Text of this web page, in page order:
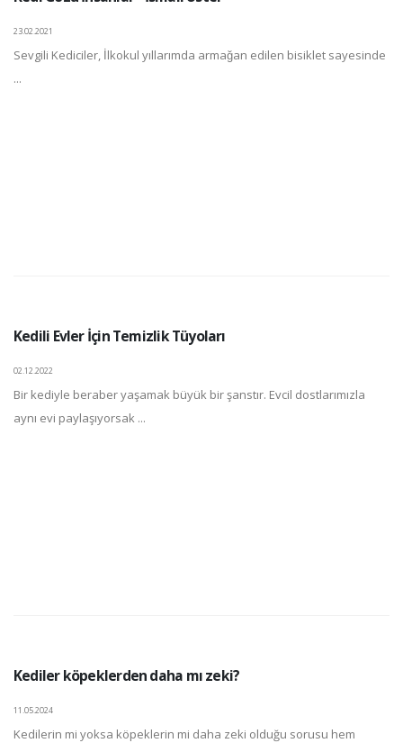
23.02.2021
Sevgili Kediciler, İlkokul yıllarımda armağan edilen bisiklet sayesinde
...
Kedili Evler İçin Temizlik Tüyoları
02.12.2022
Bir kediyle beraber yaşamak büyük bir şanstır. Evcil dostlarımızla
aynı evi paylaşıyorsak ...
Kediler köpeklerden daha mı zeki?
11.05.2024
Kedilerin mi yoksa köpeklerin mi daha zeki olduğu sorusu hem